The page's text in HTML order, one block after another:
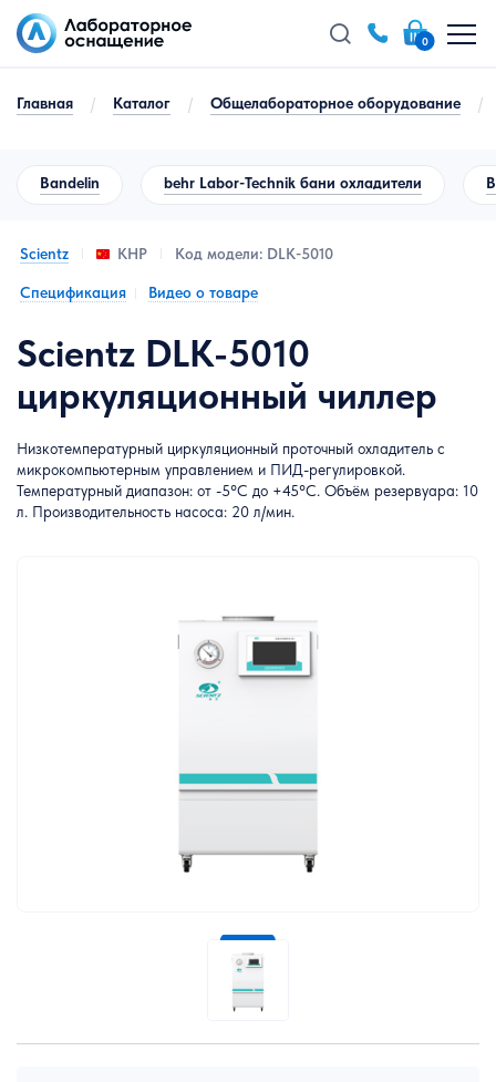
0
Главная / Каталог / Общелабораторное оборудование /
Bandelin behr Labor-Technik бани охладители
Scientz КНР Код модели: DLK-5010
Спецификация Видео о товаре
Scientz DLK-5010
циркуляционный чиллер
Низкотемпературный циркуляционный проточный охладитель с
микрокомпьютерным управлением и ПИД-регулировкой.
Температурный диапазон: от -5°C до +45°C. Объём резервуара: 10
л. Производительность насоса: 20 л/мин.